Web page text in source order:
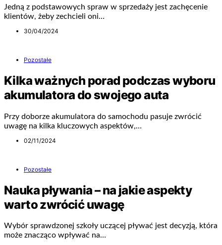
Jedną z podstawowych spraw w sprzedaży jest zachęcenie
klientów, żeby zechcieli oni…
30/04/2024
Pozostałe
Kilka ważnych porad podczas wyboru
akumulatora do swojego auta
Przy doborze akumulatora do samochodu pasuje zwrócić
uwagę na kilka kluczowych aspektów,…
02/11/2024
Pozostałe
Nauka pływania – na jakie aspekty
warto zwrócić uwagę
Wybór sprawdzonej szkoły uczącej pływać jest decyzją, która
może znacząco wpływać na…